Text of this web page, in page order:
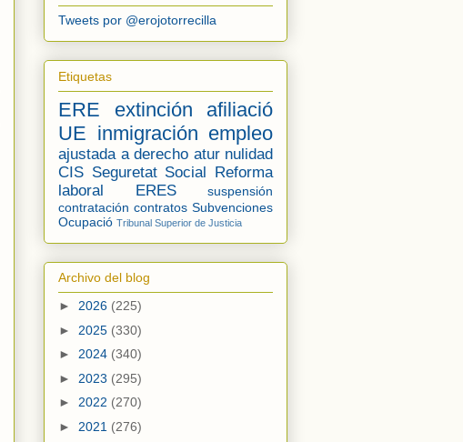
Tweets por @erojotorrecilla
Etiquetas
ERE extinción
afiliació
UE inmigración empleo
ajustada a derecho atur nulidad
CIS Seguretat Social Reforma
laboral
ERES
suspensión
contratación contratos Subvenciones
Ocupació Tribunal Superior de Justicia
Archivo del blog
► 2026 (225)
► 2025 (330)
► 2024 (340)
► 2023 (295)
► 2022 (270)
► 2021 (276)